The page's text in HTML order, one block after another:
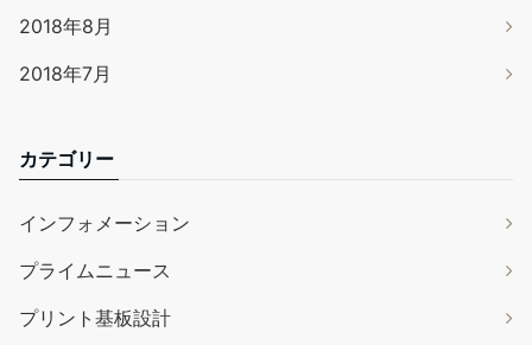
2018年8月
2018年7月
カテゴリー
インフォメーション
プライムニュース
プリント基板設計